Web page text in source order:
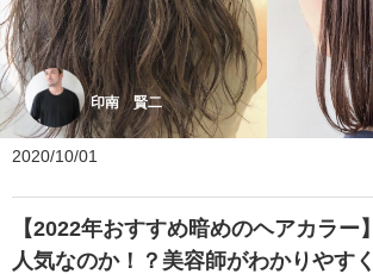
印南 賢二
2020/10/01
【2022年おすすめ暗めのヘアカラー
人気なのか！？美容師がわかりやす